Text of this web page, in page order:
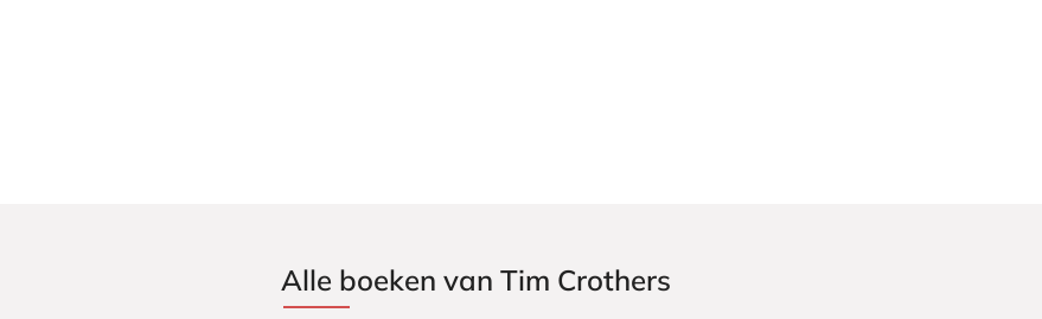
Alle boeken van Tim Crothers